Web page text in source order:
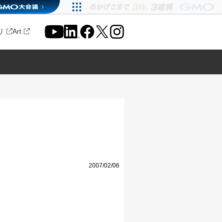
Art
2007/02/06